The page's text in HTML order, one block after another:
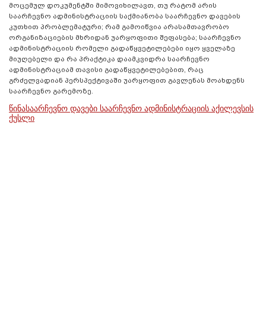
მოცემულ დოკუმენტში მიმოვიხილავთ, თუ რატომ არის
საარჩევნო ადმინისტრაციის საქმიანობა საარჩევნო დავების
კუთხით პრობლემატური; რამ გამოიწვია არასამთავრობო
ორგანიზაციების მხრიდან უარყოფითი შეფასება; საარჩევნო
ადმინისტრაციის რომელი გადაწყვეტილებები იყო ყველაზე
მიუღებელი და რა პრაქტიკა დაამკვიდრა საარჩევნო
ადმინისტრაციამ თავისი გადაწყვეტილებებით, რაც
გრძელვადიან პერსპექტივაში უარყოფით გავლენას მოახდენს
საარჩევნო გარემოზე.
წინასაარჩევნო დავები საარჩევნო ადმინისტრაციის აქილევსის
ქუსლი